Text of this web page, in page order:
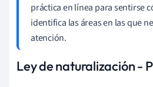
práctica en línea para sentirse
identifica las áreas en las que
atención.
Ley de naturalización -